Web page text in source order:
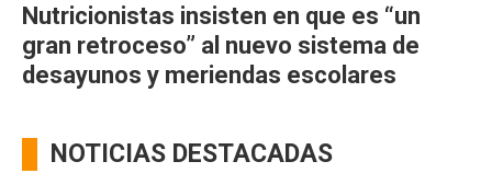
Nutricionistas insisten en que es “un
gran retroceso” al nuevo sistema de
desayunos y meriendas escolares
NOTICIAS DESTACADAS